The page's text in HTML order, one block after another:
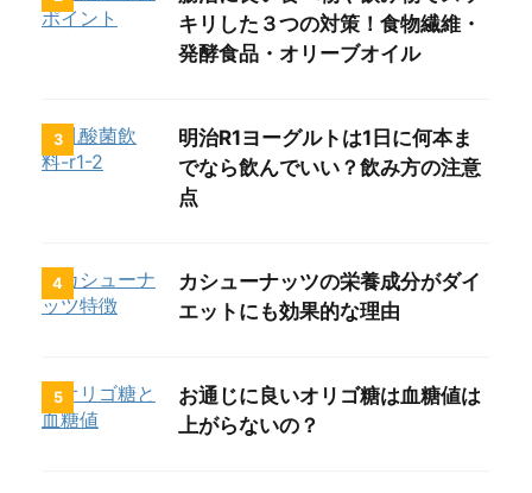
キリした３つの対策！食物繊維・
発酵食品・オリーブオイル
3
明治R1ヨーグルトは1日に何本ま
でなら飲んでいい？飲み方の注意
点
4
カシューナッツの栄養成分がダイ
エットにも効果的な理由
5
お通じに良いオリゴ糖は血糖値は
上がらないの？